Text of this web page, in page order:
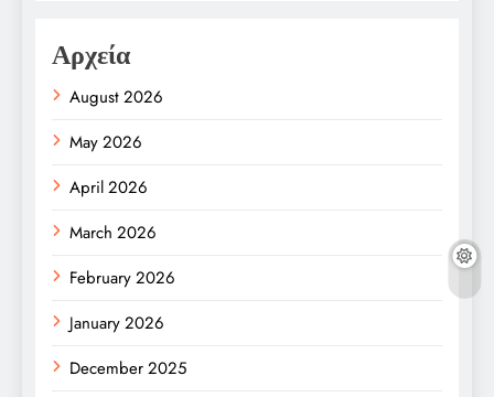
Αρχεία
August 2026
May 2026
April 2026
March 2026
February 2026
January 2026
December 2025